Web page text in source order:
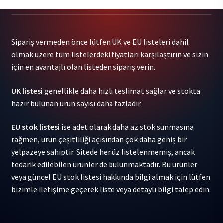
Exclusive
Dayglo
Green
1LP
adet
Sipariş vermeden önce lütfen UK ve EU listeleri dahil
olmak üzere tüm listelerdeki fiyatları karşılaştırın ve sizin
için en avantajlı olan listeden sipariş verin.
UK listesi genellikle daha hızlı teslimat sağlar ve stokta
hazır bulunan ürün sayısı daha fazladır.
EU stok listesi ise adet olarak daha az stok sunmasına
rağmen, ürün çeşitliliği açısından çok daha geniş bir
yelpazeye sahiptir. Sitede henüz listelenmemiş, ancak
tedarik edilebilen ürünler de bulunmaktadır. Bu ürünler
veya güncel EU stok listesi hakkında bilgi almak için lütfen
bizimle iletişime geçerek liste veya detaylı bilgi talep edin.